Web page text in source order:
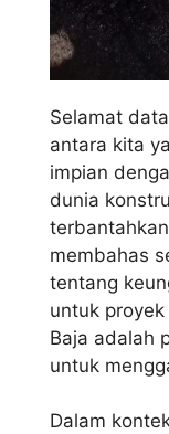
Selamat
antara kita
impian
dunia
membahas
tentang
untuk
Baja adalah
untuk
Dalam